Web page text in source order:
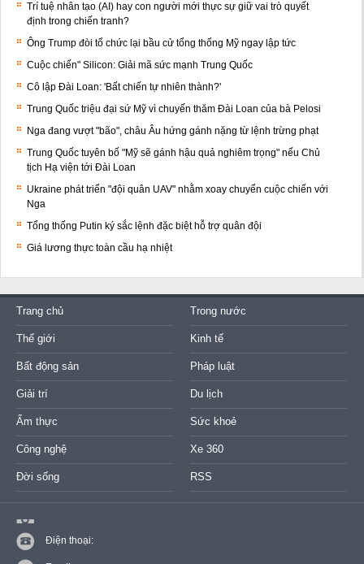
Trí tuệ nhân tạo (AI) hay con người mới thực sự giữ vai trò quyết
định trong chiến tranh?
Ông Trump đòi tổ chức lại bầu cử tổng thống Mỹ ngay lập tức
Cuộc chiến" Silicon: Giải mã sức mạnh Trung Quốc
Cô lập Đài Loan: 'Bất chiến tự nhiên thành?'
Trung Quốc triệu đại sứ Mỹ vì chuyến thăm Đài Loan của bà Pelosi
Nga đang vượt "bão", châu Âu hứng gánh nặng từ lệnh trừng phạt
Trung Quốc tuyên bố "Mỹ sẽ gánh hậu quả nghiêm trọng" nếu Chủ
tịch Hạ viện tới Đài Loan
Ukraine phát triển "đội quân UAV" nhằm xoay chuyển cuộc chiến với
Nga
Tổng thống Putin ký sắc lệnh đặc biệt hỗ trợ quân đội
Giá lương thực toàn cầu hạ nhiệt
Trang chủ Trong nước
Thế giới Kinh tế
Bất động sản Pháp luật
Giải trí Du lịch
Ẩm thực Sức khoẻ
Công nghệ Xe 360
Đời sống RSS
Điện thoại: